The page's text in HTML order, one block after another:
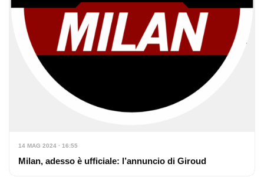
14 MAG 2024 · 16:55
Milan, adesso è ufficiale: l’annuncio di Giroud